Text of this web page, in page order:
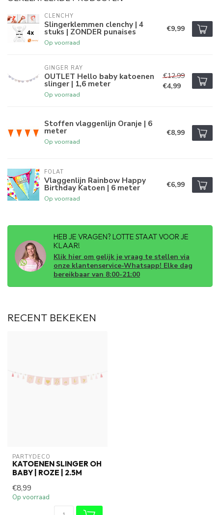
CLENCHY
Slingerklemmen clenchy | 4
stuks | ZONDER punaises
Op voorraad
€9,99
GINGER RAY
OUTLET Hello baby katoenen
slinger | 1,6 meter
Op voorraad
€12,99
€4,99
Stoffen vlaggenlijn Oranje | 6
meter
Op voorraad
€8,99
FOLAT
Vlaggenlijn Rainbow Happy
Birthday Katoen | 6 meter
Op voorraad
€6,99
HEB JE VRAGEN? LOTTE STAAT VOOR JE
KLAAR!
Klik hier om gelijk je vraag te stellen via
onze klantenservice-Whatsapp! Elke dag
bereikbaar van 8:00-21:00
RECENT BEKEKEN
PARTYDECO
KATOENEN SLINGER OH
BABY | ROZE | 2.5M
€8,99
Op voorraad